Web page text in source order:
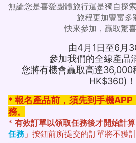
無論您是喜愛團體旅行還是獨自探
旅程更加豐富多
快來參加，贏取驚
由4月1日至6月
參加我們的全線產品
您將有機會贏取高達
HK$360)！
* 報名產品前，須先到手機
務。
* 有效訂單以領取任務後才開始計算
任務 」按鈕前所提交的訂單將不獲計